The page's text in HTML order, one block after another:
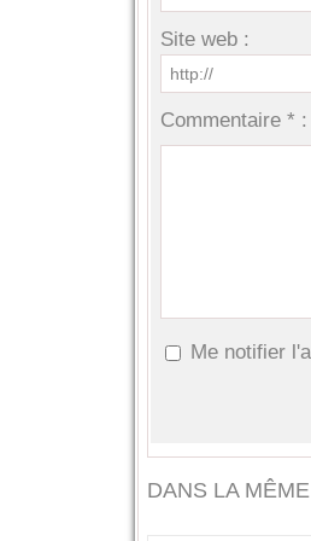
Site web :
Commentaire * :
Me notifier
DANS LA